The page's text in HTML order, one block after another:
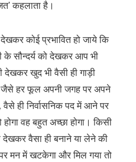
कहलाता है।
कोई प्रभावित हो जाये कि
के सौन्दर्य को देखकर आप भी
देखकर खुद भी वैसी ही गाड़ी
जैसे हर फूल अपनी जगह पर अपने
ही निर्वासनिक पद में आने पर
वह बहुत अच्छा होगा। किसी
देखकर वैसा ही बनाने या लेने की
मन में खटकेगा और मिल गया तो